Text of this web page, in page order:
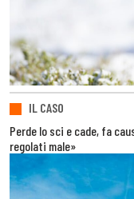
IL CASO
Perde lo sci e cade, fa
regolati male»